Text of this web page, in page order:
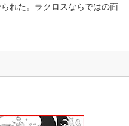
れた。ラクロスならではの面